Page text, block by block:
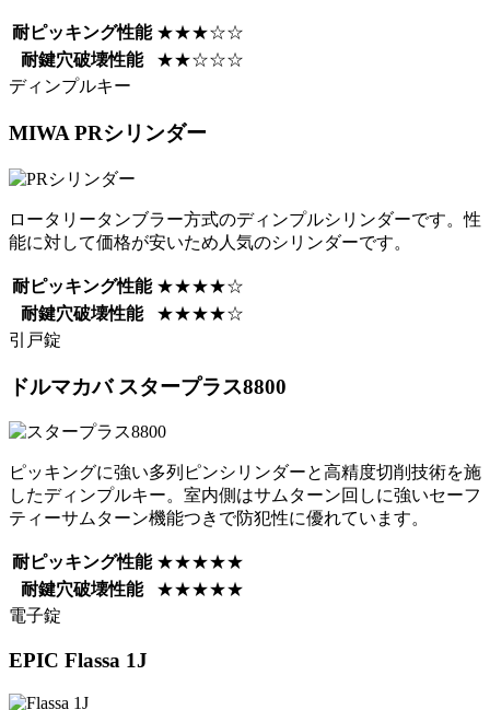
耐ピッキング性能 ★★★☆☆
耐鍵穴破壊性能
★★☆☆☆
ディンプルキー
MIWA PRシリンダー
ロータリータンブラー方式のディンプルシリンダーです。性
能に対して価格が安いため人気のシリンダーです。
耐ピッキング性能 ★★★★☆
耐鍵穴破壊性能
★★★★☆
引戸錠
ドルマカバ スタープラス8800
ピッキングに強い多列ピンシリンダーと高精度切削技術を施
したディンプルキー。室内側はサムターン回しに強いセーフ
ティーサムターン機能つきで防犯性に優れています。
耐ピッキング性能 ★★★★★
耐鍵穴破壊性能
★★★★★
電子錠
EPIC Flassa 1J